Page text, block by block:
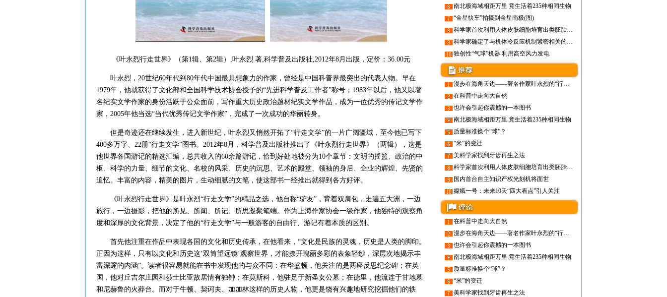
《叶永烈行走世界》（第1辑、第2辑）,叶永烈 著,科学普及出版社,2012年8月出版，定价：36.00元
叶永烈，20世纪60年代到80年代中国最具想象力的作家，曾经是中国科普界最突出的代表人物。早在
1979年，他就获得了文化部和全国科学技术协会授予的“先进科学普及工作者”称号；1983年以后，他又以著
名纪实文学作家的身份活跃于公众面前，写作重大历史政治题材纪实文学作品，成为一位优秀的传记文学作
家，2005年他当选“当代优秀传记文学作家”，完成了一次成功的华丽转身。
但是奇迹还在继续发生，进入新世纪，叶永烈又悄然开拓了“行走文学”的一片广阔疆域，至今他已写下
400多万字、22册“行走文学”图书。2012年8月，科学普及出版社推出了《叶永烈行走世界》（两辑），这是
他世界各国游记的精选汇编，总共收入的60余篇游记，恰到好处地被分为10个章节：文明的摇篮、政治的中
枢、科学的力量、细节的文化、名校的风采、历史的沉思、艺术的殿堂、领袖的身后、企业的辉煌、先贤的
追忆。丰富的内容，精美的图片，生动细腻的文笔，使这部书一经推出就得到各方好评。
《叶永烈行走世界》是叶永烈“行走文学”的精品之选，他自称“驴友”，背着双肩包，走遍五大洲，一边
旅行，一边摄影，把他的所见、所闻、所记、所思凝聚笔端。作为上海作家协会一级作家，他独特的观察角
度和深厚的文化背景，决定了他的“行走文学”与一般游客的自由行、游记有着本质的区别。
首先他注重在作品中表现各国的文化和历史传承，在他看来，“文化是民族的灵魂，历史是人类的脚印。
正因为这样，只有以文化和历史这‘双筒望远镜’观察世界，才能撩开瑰丽多彩的表象轻纱，深层次地揭示丰
富深邃的内涵”。读者很容易就能在书中发现他的与众不同：在华盛顿，他关注的是两座反思纪念碑；在英
国，他对丘吉尔庄园和莎士比亚故居情有独钟；在莫斯科，他驻足于新圣女公墓；在德里，他流连于甘地墓
和尼赫鲁的火葬台。而对于牛顿、契诃夫、加加林这样的历史人物，他更是饶有兴趣地研究挖掘他们的轶
南北极海域相距万里 竟生活着235种相同生物
“金星快车”拍摄到金星南极(图)
科学家首次利用人体皮肤细胞培育出类胚胎干细胞
科学家确定了与机体冷反应机制紧密相关的TRPM8蛋白
独创性“气球”机器 利用高空风力发电
漫步在海角天边——著名作家叶永烈的“行走文学”之旅
在科普中走向大自然
也许会引起你震撼的一本图书
南北极海域相距万里 竟生活着235种相同生物
质量标准换个“球”？
“米”的变迁
美科学家找到牙齿再生之法
科学家首次利用人体皮肤细胞培育出类胚胎干细胞
国内首台自主知识产权光刻机将面世
嫦娥一号：未来10天“四大看点”引人关注
在科普中走向大自然
漫步在海角天边——著名作家叶永烈的“行走文学”之旅
也许会引起你震撼的一本图书
南北极海域相距万里 竟生活着235种相同生物
质量标准换个“球”？
“米”的变迁
美科学家找到牙齿再生之法